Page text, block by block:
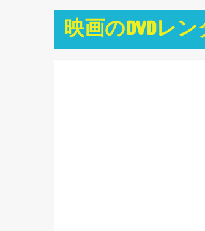
映画のDVDレ